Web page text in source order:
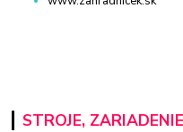
STROJE, ZARIADENIE